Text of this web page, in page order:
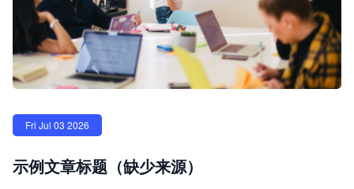
Fri Jul 03 2026
示例文章标题（缺少来源）